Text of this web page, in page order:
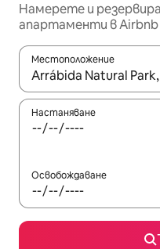
Намерете и
апартаменти в Airbnb
Местоположение
Когато резултатите
Настаняване
Освобождаване